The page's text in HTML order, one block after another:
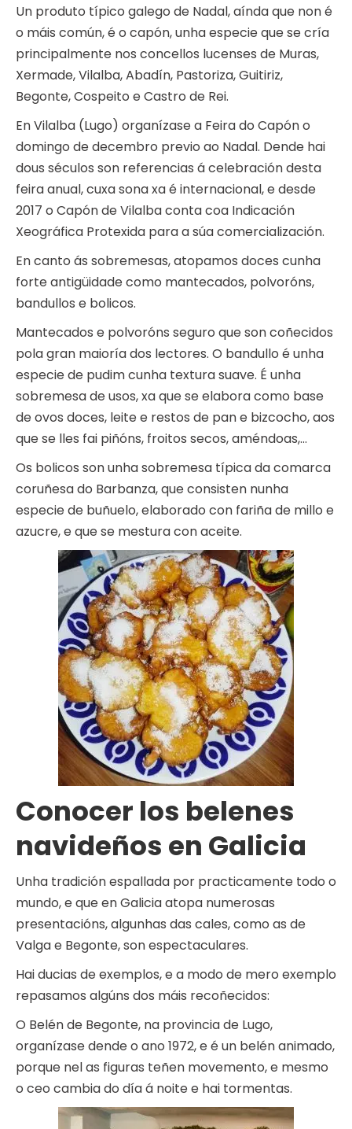
Un produto típico galego de Nadal, aínda que non é
o máis común, é o capón, unha especie que se cría
principalmente nos concellos lucenses de Muras,
Xermade, Vilalba, Abadín, Pastoriza, Guitiriz,
Begonte, Cospeito e Castro de Rei.
En Vilalba (Lugo) organízase a Feira do Capón o
domingo de decembro previo ao Nadal. Dende hai
dous séculos son referencias á celebración desta
feira anual, cuxa sona xa é internacional, e desde
2017 o Capón de Vilalba conta coa Indicación
Xeográfica Protexida para a súa comercialización.
En canto ás sobremesas, atopamos doces cunha
forte antigüidade como mantecados, polvoróns,
bandullos e bolicos.
Mantecados e polvoróns seguro que son coñecidos
pola gran maioría dos lectores. O bandullo é unha
especie de pudim cunha textura suave. É unha
sobremesa de usos, xa que se elabora como base
de ovos doces, leite e restos de pan e bizcocho, aos
que se lles fai piñóns, froitos secos, améndoas,…
Os bolicos son unha sobremesa típica da comarca
coruñesa do Barbanza, que consisten nunha
especie de buñuelo, elaborado con fariña de millo e
azucre, e que se mestura con aceite.
Conocer los belenes
navideños en Galicia
Unha tradición espallada por practicamente todo o
mundo, e que en Galicia atopa numerosas
presentacións, algunhas das cales, como as de
Valga e Begonte, son espectaculares.
Hai ducias de exemplos, e a modo de mero exemplo
repasamos algúns dos máis recoñecidos:
O Belén de Begonte, na provincia de Lugo,
organízase dende o ano 1972, e é un belén animado,
porque nel as figuras teñen movemento, e mesmo
o ceo cambia do día á noite e hai tormentas.